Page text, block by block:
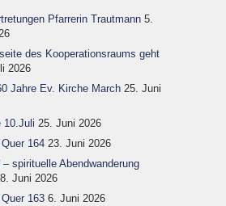
Pfarrerin Trautmann 5.
des Kooperationsraums geht
2026
Jahre Ev. Kirche March 25. Juni
10.Juli 25. Juni 2026
164 23. Juni 2026
– spirituelle Abendwanderung
Juni 2026
163 6. Juni 2026